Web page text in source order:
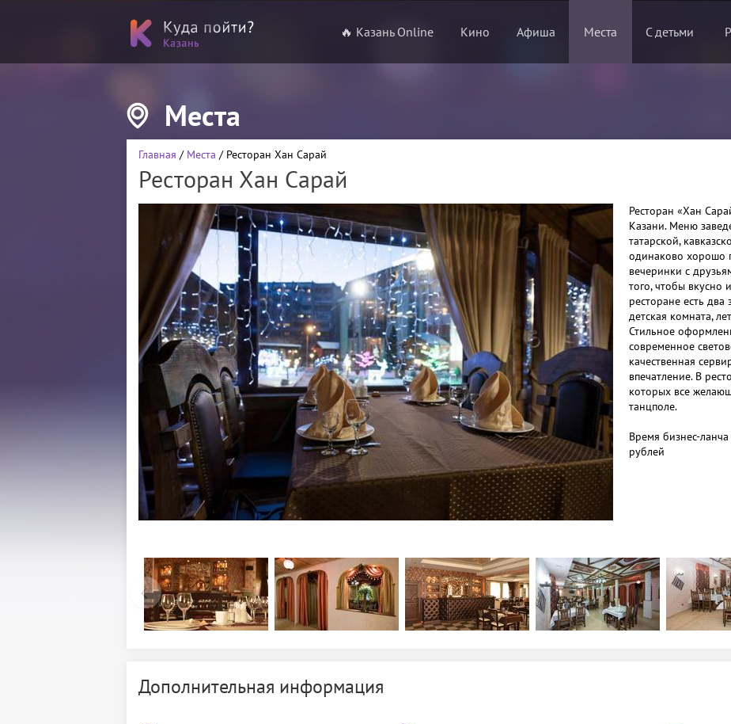
🔥 Казань Online Кино Афиша Места С детьми
Места
Главная / Места / Ресторан Хан Сарай
Ресторан Хан Сарай
Ресторан «Хан
Казани. Меню
татарской,
одинаково хорошо
вечеринки с
того, чтобы вкусно
ресторане есть
детская комната,
Стильное
современное
качественная
впечатление. В
которых все
танцполе.
Время бизнес-
рублей
Дополнительная информация